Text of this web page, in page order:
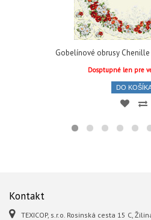
Gobelínové obrusy Chenille
Dosptupné len pre
DO
Kontakt
TEXICOP, s.r.o. Rosinská cesta 15 C,